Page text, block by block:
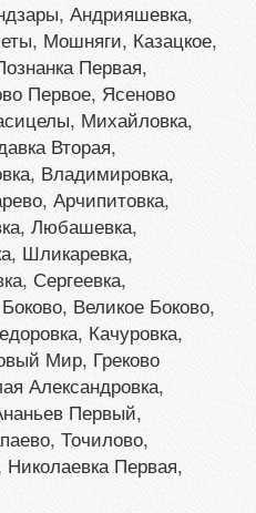
Андрияшевка,
Мошняги, Казацкое,
Первая,
Первое, Ясеново
Михайловка,
Вторая,
Владимировка,
Арчипитовка,
Любашевка,
Шликаревка,
Сергеевка,
Великое Боково,
Качуровка,
Мир, Греково
Александровка,
Первый,
Точилово,
Первая,